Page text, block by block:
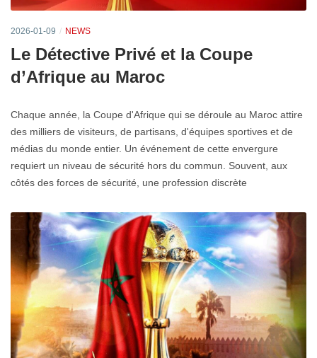
2026-01-09 NEWS
Le Détective Privé et la Coupe
d’Afrique au Maroc
Chaque année, la Coupe d'Afrique qui se déroule au Maroc attire
des milliers de visiteurs, de partisans, d'équipes sportives et de
médias du monde entier. Un événement de cette envergure
requiert un niveau de sécurité hors du commun. Souvent, aux
côtés des forces de sécurité, une profession discrète